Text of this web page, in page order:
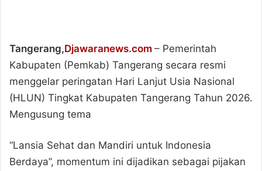
Tangerang,Djawaranews.com – Pemerintah
Kabupaten (Pemkab) Tangerang secara resmi
menggelar peringatan Hari Lanjut Usia Nasional
(HLUN) Tingkat Kabupaten Tangerang Tahun 2026.
Mengusung tema
“Lansia Sehat dan Mandiri untuk Indonesia
Berdaya”, momentum ini dijadikan sebagai pijakan